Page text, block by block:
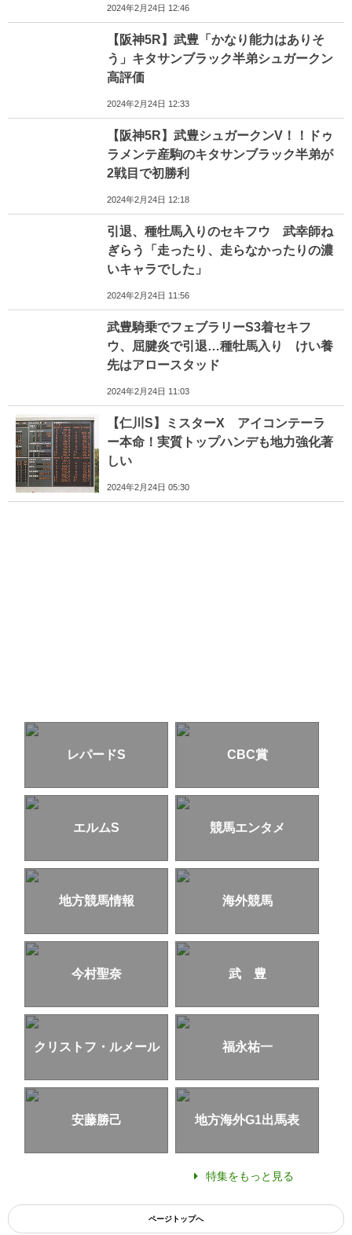
2024年2月24日 12:46
【阪神5R】武豊「かなり能力はありそ
う」キタサンブラック半弟シュガークン
高評価
2024年2月24日 12:33
【阪神5R】武豊シュガークンV！！ドゥ
ラメンテ産駒のキタサンブラック半弟が
2戦目で初勝利
2024年2月24日 12:18
引退、種牡馬入りのセキフウ 武幸師ね
ぎらう「走ったり、走らなかったりの濃
いキャラでした」
2024年2月24日 11:56
武豊騎乗でフェブラリーS3着セキフ
ウ、屈腱炎で引退…種牡馬入り けい養
先はアロースタッド
2024年2月24日 11:03
【仁川S】ミスターX アイコンテーラ
ー本命！実質トップハンデも地力強化著
しい
2024年2月24日 05:30
レパードS CBC賞
エルムS 競馬エンタメ
地方競馬情報 海外競馬
今村聖奈 武 豊
クリストフ・ルメール 福永祐一
安藤勝己 地方海外G1出馬表
特集をもっと見る
ページトップへ